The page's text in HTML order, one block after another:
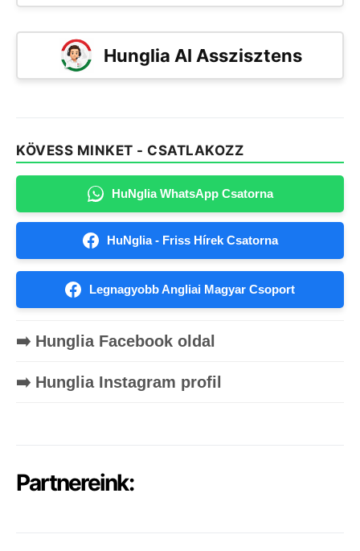
Hunglia AI Asszisztens
KÖVESS MINKET - CSATLAKOZZ
HuNglia WhatsApp Csatorna
HuNglia - Friss Hírek Csatorna
Legnagyobb Angliai Magyar Csoport
➡️ Hunglia Facebook oldal
➡️ Hunglia Instagram profil
Partnereink: